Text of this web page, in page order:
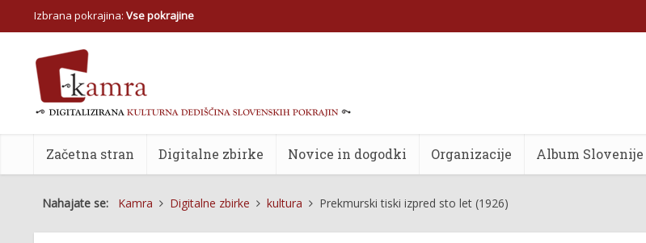
Izbrana pokrajina: Vse pokrajine
Začetna stran Digitalne zbirke Novice in dogodki Organizacije Album Slovenije
Nahajate se: Kamra Digitalne zbirke kultura Prekmurski tiski izpred sto let (1926)